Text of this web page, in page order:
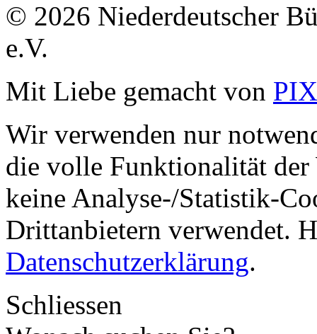
© 2026 Niederdeutscher
e.V.
Mit Liebe gemacht von
Wir verwenden nur
die volle Funktionalität der
keine Analyse-/Statistik-
Drittanbietern verwendet.
Datenschutzerklärung.
Schliessen